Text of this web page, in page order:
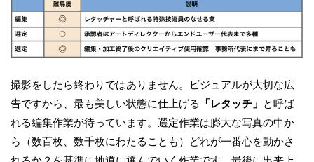
撮影をしたら終わりではありません。ビジュアルが大切な広
告ですから、最も美しい状態に仕上げる
「レタッチ」 と呼ば
れる編集作業が待っています。選定作業は膨大な写真の中か
ら（数百枚、数千枚にわたることも）どれが一番心を動かさ